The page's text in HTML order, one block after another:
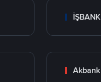
İŞBANK
Akbank